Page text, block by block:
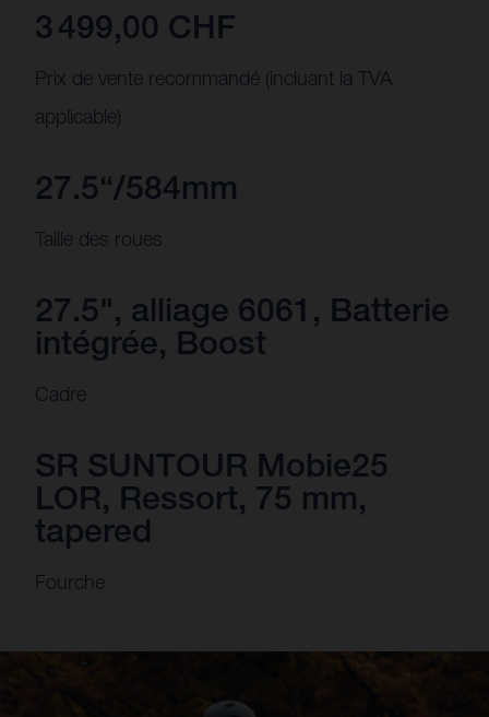
3 499,00 CHF
Prix de vente recommandé (incluant la TVA
applicable)
27.5“/584mm
Taille des roues
27.5", alliage 6061, Batterie
intégrée, Boost
Cadre
SR SUNTOUR Mobie25
LOR, Ressort, 75 mm,
tapered
Fourche